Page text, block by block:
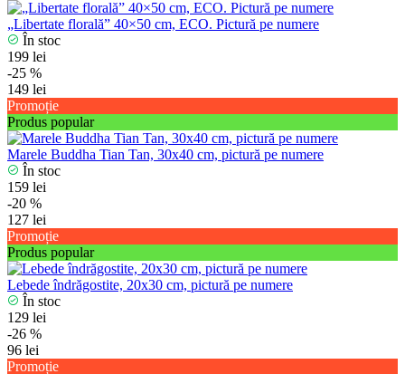
„Libertate florală” 40×50 cm, ECO. Pictură pe numere
În stoc
199 lei
-25 %
149 lei
Promoție
Produs popular
Marele Buddha Tian Tan, 30x40 cm, pictură pe numere
În stoc
159 lei
-20 %
127 lei
Promoție
Produs popular
Lebede îndrăgostite, 20x30 cm, pictură pe numere
În stoc
129 lei
-26 %
96 lei
Promoție